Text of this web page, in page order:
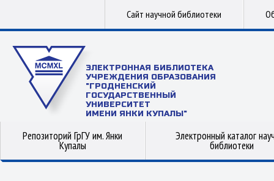
Сайт научной библиотеки
ЭЛЕКТРОННАЯ БИБЛИОТЕКА
УЧРЕЖДЕНИЯ ОБРАЗОВАНИЯ
"ГРОДНЕНСКИЙ
ГОСУДАРСТВЕННЫЙ
УНИВЕРСИТЕТ
ИМЕНИ ЯНКИ КУПАЛЫ"
Репозиторий ГрГУ им. Янки
Купалы
Электронный каталог
библиотеки